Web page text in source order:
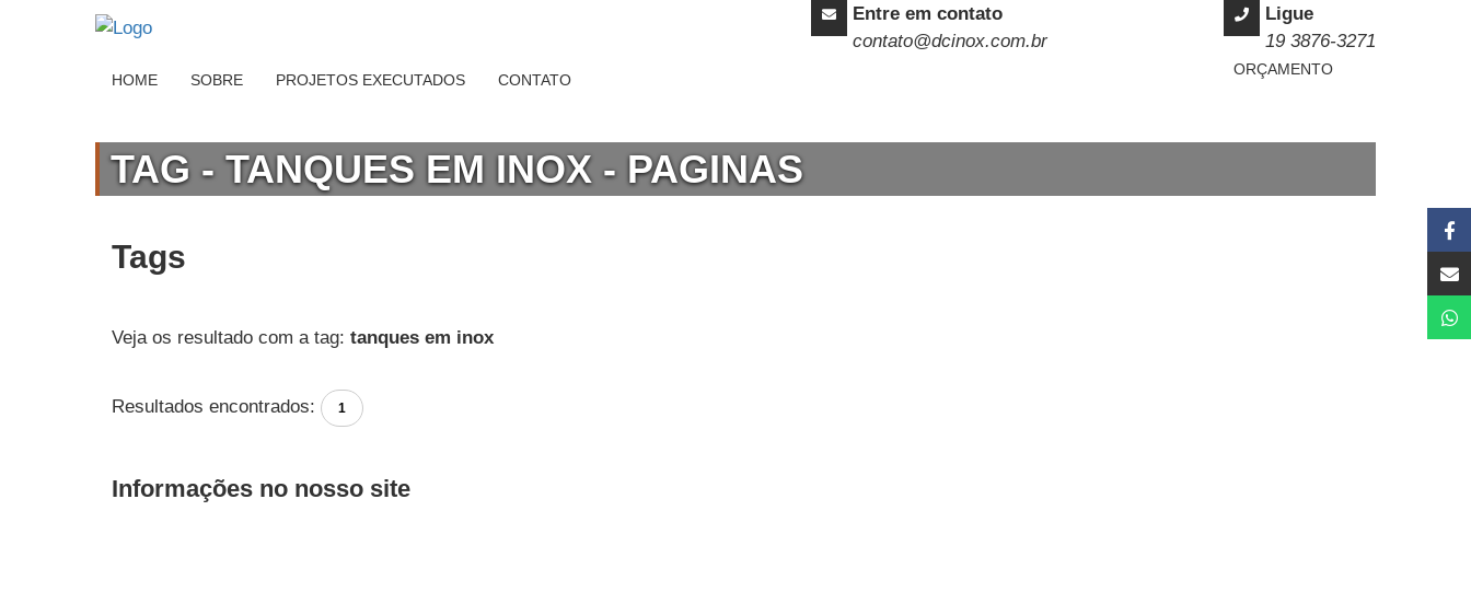
Entre em contato
contato@dcinox.com.br
Ligue
19 3876-3271
HOME SOBRE PROJETOS EXECUTADOS CONTATO
ORÇAMENTO
TAG - TANQUES EM INOX - PAGINAS
Tags
Veja os resultado com a tag: tanques em inox
Resultados encontrados: 1
Informações no nosso site